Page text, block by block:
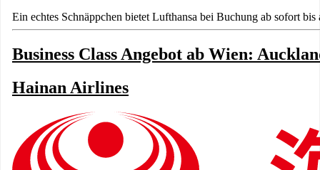
Ein echtes Schnäppchen bietet Lufthansa bei Buchung ab sofort
Business Class Angebot ab Wien:
Hainan Airlines